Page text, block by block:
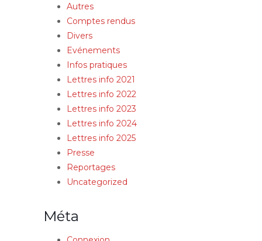
Autres
Comptes rendus
Divers
Evénements
Infos pratiques
Lettres info 2021
Lettres info 2022
Lettres info 2023
Lettres info 2024
Lettres info 2025
Presse
Reportages
Uncategorized
Méta